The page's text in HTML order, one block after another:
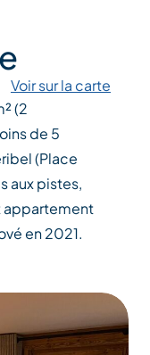
Voir sur la carte
(2
de 5
(Place
aux pistes,
appartement
en 2021.